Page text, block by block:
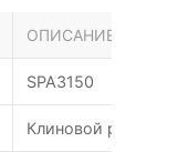
ОПИСАНИЕ
SPA3150
Клиновой ремень